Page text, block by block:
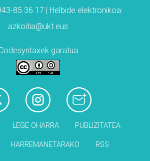
85 36 17 | Helbide elektronikoa:
azkoitia@ukt.eus
garatua
LEGE OHARRA PUBLIZITATEA
HARREMANETARAKO RSS